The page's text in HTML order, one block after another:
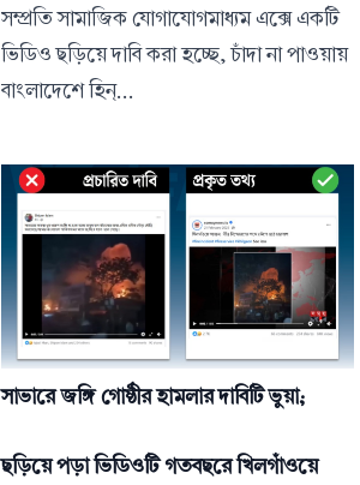
সম্প্রতি সামাজিক যোগাযোগমাধ্যম এক্সে একটি
ভিডিও ছড়িয়ে দাবি করা হচ্ছে, চাঁদা না পাওয়ায়
বাংলাদেশে হিন্...
সাভারে জঙ্গি গোষ্ঠীর হামলার দাবিটি ভুয়া;
ছড়িয়ে পড়া ভিডিওটি গতবছরে খিলগাঁওয়ে